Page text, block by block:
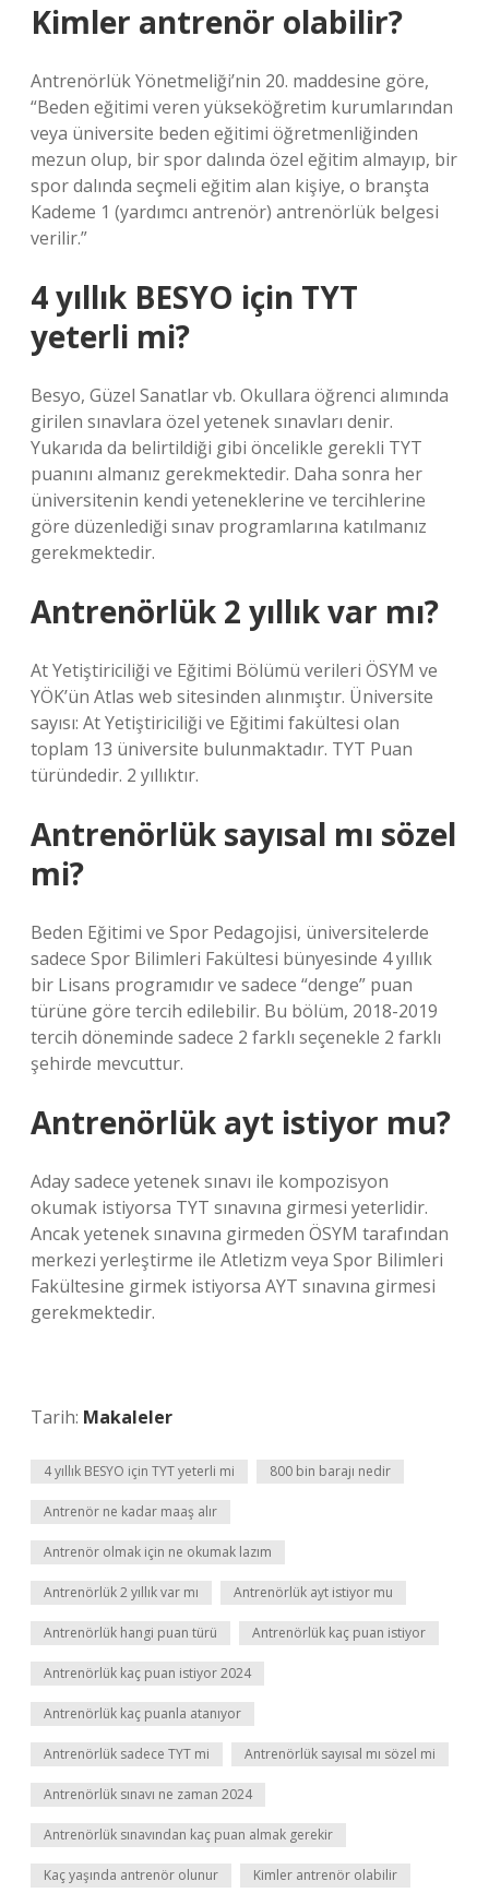
Kimler antrenör olabilir?
Antrenörlük Yönetmeliği’nin 20. maddesine göre,
“Beden eğitimi veren yükseköğretim kurumlarından
veya üniversite beden eğitimi öğretmenliğinden
mezun olup, bir spor dalında özel eğitim almayıp, bir
spor dalında seçmeli eğitim alan kişiye, o branşta
Kademe 1 (yardımcı antrenör) antrenörlük belgesi
verilir.”
4 yıllık BESYO için TYT
yeterli mi?
Besyo, Güzel Sanatlar vb. Okullara öğrenci alımında
girilen sınavlara özel yetenek sınavları denir.
Yukarıda da belirtildiği gibi öncelikle gerekli TYT
puanını almanız gerekmektedir. Daha sonra her
üniversitenin kendi yeteneklerine ve tercihlerine
göre düzenlediği sınav programlarına katılmanız
gerekmektedir.
Antrenörlük 2 yıllık var mı?
At Yetiştiriciliği ve Eğitimi Bölümü verileri ÖSYM ve
YÖK’ün Atlas web sitesinden alınmıştır. Üniversite
sayısı: At Yetiştiriciliği ve Eğitimi fakültesi olan
toplam 13 üniversite bulunmaktadır. TYT Puan
türündedir. 2 yıllıktır.
Antrenörlük sayısal mı sözel
mi?
Beden Eğitimi ve Spor Pedagojisi, üniversitelerde
sadece Spor Bilimleri Fakültesi bünyesinde 4 yıllık
bir Lisans programıdır ve sadece “denge” puan
türüne göre tercih edilebilir. Bu bölüm, 2018-2019
tercih döneminde sadece 2 farklı seçenekle 2 farklı
şehirde mevcuttur.
Antrenörlük ayt istiyor mu?
Aday sadece yetenek sınavı ile kompozisyon
okumak istiyorsa TYT sınavına girmesi yeterlidir.
Ancak yetenek sınavına girmeden ÖSYM tarafından
merkezi yerleştirme ile Atletizm veya Spor Bilimleri
Fakültesine girmek istiyorsa AYT sınavına girmesi
gerekmektedir.
Tarih: Makaleler
4 yıllık BESYO için TYT yeterli mi 800 bin barajı nedir
Antrenör ne kadar maaş alır
Antrenör olmak için ne okumak lazım
Antrenörlük 2 yıllık var mı Antrenörlük ayt istiyor mu
Antrenörlük hangi puan türü Antrenörlük kaç puan istiyor
Antrenörlük kaç puan istiyor 2024
Antrenörlük kaç puanla atanıyor
Antrenörlük sadece TYT mi Antrenörlük sayısal mı sözel mi
Antrenörlük sınavı ne zaman 2024
Antrenörlük sınavından kaç puan almak gerekir
Kaç yaşında antrenör olunur Kimler antrenör olabilir